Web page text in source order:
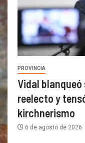
PROVINCIA
Vidal
reelecto y
kirchnerismo
6 de agosto de 2026